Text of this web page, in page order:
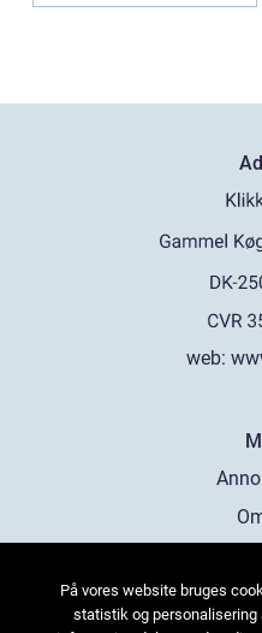
web:
På vores website bruges
statistik og personalisering